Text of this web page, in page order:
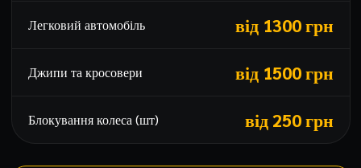
Легковий автомобіль від 1300 грн
Джипи та кросовери від 1500 грн
Блокування колеса (шт) від 250 грн